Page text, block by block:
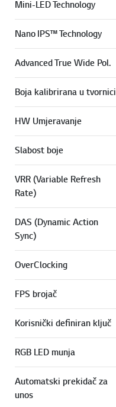
Mini-LED Technology
Nano IPS™ Technology
Advanced True Wide Pol.
Boja kalibrirana u tvornici
HW Umjeravanje
Slabost boje
VRR (Variable Refresh
Rate)
DAS (Dynamic Action
Sync)
OverClocking
FPS brojač
Korisnički definiran ključ
RGB LED munja
Automatski prekidač za
unos